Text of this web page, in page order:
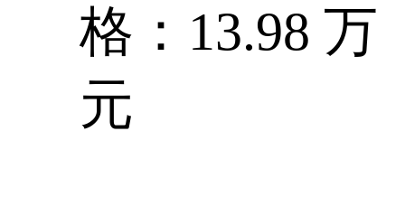
格：13.98 万
元